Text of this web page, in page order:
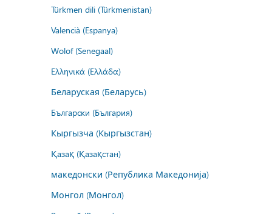
Türkmen dili (Türkmenistan)
Valencià (Espanya)
Wolof (Senegaal)
Ελληνικά (Ελλάδα)
Беларуская (Беларусь)
Български (България)
Кыргызча (Кыргызстан)
Қазақ (Қазақстан)
македонски (Република Македонија)
Монгол (Монгол)